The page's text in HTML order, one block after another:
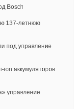
Bosch
137-летнюю
под управление
ion аккумуляторов
управление